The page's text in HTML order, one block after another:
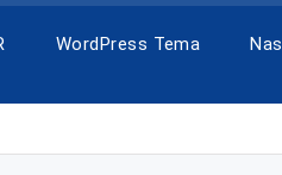
WordPress Tema